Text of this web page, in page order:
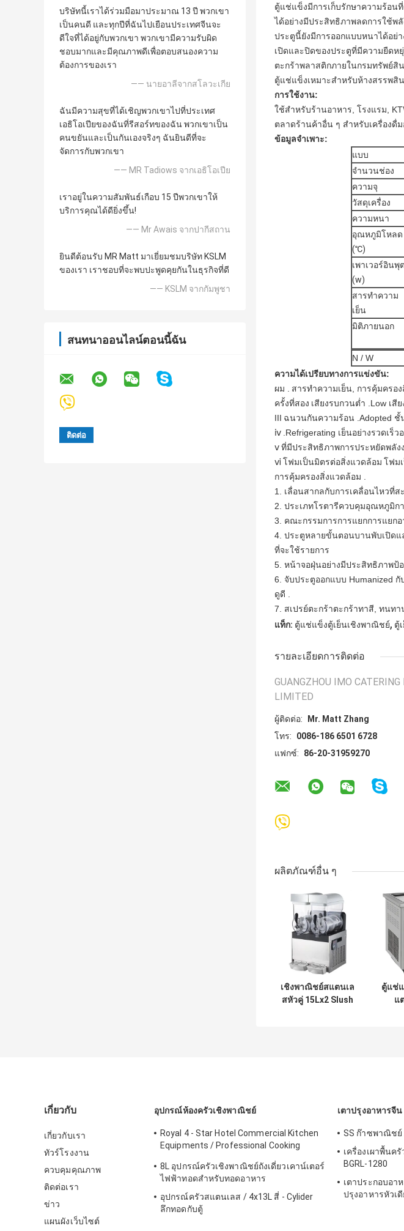
บริษัทนี้เราได้ร่วมมือมาประมาณ 13 ปี พวกเขา
เป็นคนดี และทุกปีที่ฉันไปเยือนประเทศจีนจะ
ดีใจที่ได้อยู่กับพวกเขา พวกเขามีความรับผิด
ชอบมากและมีคุณภาพดีเพื่อตอบสนองความ
ต้องการของเรา
—— นายอาลีจากสโลวะเกีย
ฉันมีความสุขที่ได้เชิญพวกเขาไปที่ประเทศ
เอธิโอเปียของฉันที่รีสอร์ทของฉัน พวกเขาเป็น
คนขยันและเป็นกันเองจริงๆ ฉันยินดีที่จะ
จัดการกับพวกเขา
—— MR Tadiows จากเอธิโอเปีย
เราอยู่ในความสัมพันธ์เกือบ 15 ปีพวกเขาให้
บริการคุณได้ดียิ่งขึ้น!
—— Mr Awais จากปากีสถาน
ยินดีต้อนรับ MR Matt มาเยี่ยมชมบริษัท KSLM
ของเรา เราชอบที่จะพบปะพูดคุยกันในธุรกิจที่ดี
—— KSLM จากกัมพูชา
สนทนาออนไลน์ตอนนี้ฉัน
ตู้แช่แข็งมีการเก็บรักษาความร้อ
ได้อย่างมีประสิทธิภาพลดการใช้พ
ประตูนี้ยังมีการออกแบบหนาได้อย่
เปิดและปิดของประตูที่มีความยืด
ตะกร้าพลาสติกภายในกรมทรัพย์
ตู้แช่แข็งเหมาะสำหรับห้างสรรพสิ
การใช้งาน:
ใช้สำหรับร้านอาหาร, โรงแรม,
ตลาดร้านค้าอื่น ๆ สำหรับเครื่องดื่
ข้อมูลจำเพาะ:
แบบ
จำนวนช่อง
ความจุ
วัสดุเครื่อง
ความหนา
อุณหภูมิโหลด
(℃)
เพาเวอร์อินพุต
(w)
สารทำความ
เย็น
มิติภายนอก
N / W
ความได้เปรียบทางการแข่งขัน:
ผม . สารทำความเย็น, การคุ้มครอ
ครั้งที่สอง เสียงรบกวนต่ำ .Low เ
III ฉนวนกันความร้อน .Adopted
ⅳ .Refrigerating เย็นอย่างรวดเร็
ⅴที่มีประสิทธิภาพการประหยัดพลั
ⅵ โฟมเป็นมิตรต่อสิ่งแวดล้อม โฟม
การคุ้มครองสิ่งแวดล้อม .
1. เลื่อนสากลกับการเคลื่อนไหวที่
2. ประเภทโรตารีควบคุมอุณหภูมิก
3. คณะกรรมการการแยกการแยก
4. ประตูหลายขั้นตอนบานพับเปิด
ที่จะใช้รายการ
5. หน้าจอฝุ่นอย่างมีประสิทธิภาพป้
6. จับประตูออกแบบ Humanized
ดูดี .
7. สเปรย์ตะกร้าตะกร้าทาสี, ทนท
แท็ก: ตู้แช่แข็งตู้เย็นเชิงพาณิชย์, ตู้
รายละเอียดการติดต่อ
GUANGZHOU IMO
LIMITED
ผู้ติดต่อ:
Mr. Matt Zhang
โทร:
0086-186 6501 6728
แฟกซ์:
86-20-31959270
ผลิตภัณฑ์อื่น ๆ
เชิงพาณิชย์สแตนเล
สหัวคู่ 15Lx2 Slush
ตู้แช่
แ
เกี่ยวกับ
เกี่ยวกับเรา
ทัวร์โรงงาน
ควบคุมคุณภาพ
ติดต่อเรา
ข่าว
แผนผังเว็บไซต์
อุปกรณ์ห้องครัวเชิงพาณิชย์
Royal 4 - Star Hotel Commercial Kitchen
Equipments / Professional Cooking
8L อุปกรณ์ครัวเชิงพาณิชย์ถังเดี่ยวเคาน์เตอร์
ไฟฟ้าทอดสำหรับทอดอาหาร
อุปกรณ์ครัวสแตนเลส / 4x13L สี่ - Cylider
ลึกทอดกับตู้
เตาปรุงอาหารจีน
SS ก๊าซพาณิชย์
เครื่องเผาพื้นค
BGRL-1280
เตาประกอบอา
ปรุงอาหารหัวเ